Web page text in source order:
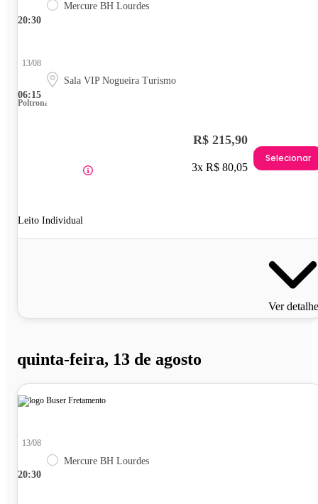
20:30
Mercure BH Lourdes
06:15
13/08
Sala VIP Nogueira Turismo
Poltrona
Leito Individual
R$ 215,90
3x R$ 80,05
Selecionar
Ver
quinta-feira, 13 de agosto
20:30
13/08
Mercure BH Lourdes